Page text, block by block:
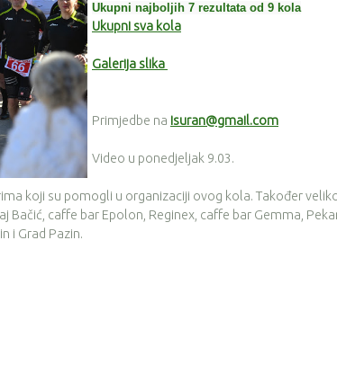
Ukupni najboljih 7 rezultata od 9 kola
Ukupni sva kola
Galerija slika
Primjedbe na isuran@gmail.com
Video u ponedjeljak 9.03.
koji su pomogli u organizaciji ovog kola. Također
Bačić, caffe bar Epolon, Reginex, caffe bar Gemma,
i Grad Pazin.